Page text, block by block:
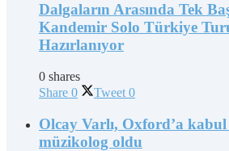
Dalgaların Arasında Tek
Kandemir Solo Türkiye
Hazırlanıyor
0 shares
Share 0 Tweet 0
Olcay Varlı, Oxford’a
müzikolog oldu